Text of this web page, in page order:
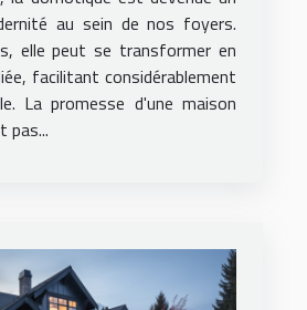
au sein de nos foyers.
elle peut se transformer en
facilitant considérablement
La promesse d'une maison
pas...